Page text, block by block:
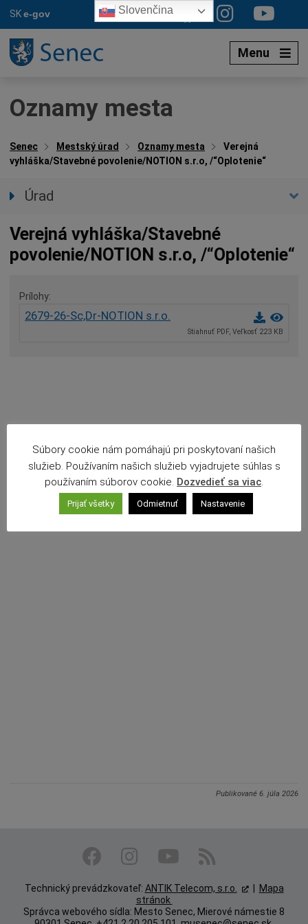
SKe-gov
Menu
Oznamy mesta
Senec Mestský úrad Oznamy mesta
Verejná
vyhláška/Stavebné povolenie/NOTION s.r.o, /“Oplotenie“
Úrad
Úradné hodiny
Úradné sekcie
Agendy (Životné situácie)
Povinné zverejňovanie
Verejná vyhláška/Stavebné
povolenie/NOTION s.r.o, /“Oplotenie“
Prílohy
2679-26-Sc,Dr-NOTION s.r.o.
Stiahnuť PDF, Veľkosť 223 KB
Publikované 6. júla 2026
Technický prevádzkovateľ: ANTIK Telecom, s.r.o. |
Mapa
stránok
Správca webového sídla: Mesto Senec, Mierové námestie 8
Súbory cookie nám pomáhajú pri poskytovaní našich
služieb. Používaním našich služieb vyjadrujete súhlas s
používaním súborov cookie. Dozvedieť sa viac
Prijať všetky Odmietnuť Nastavenie
Slovenčina